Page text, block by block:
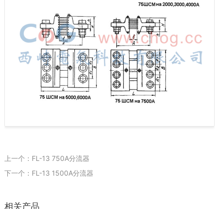
上一个：FL-13 750A分流器
下一个：FL-13 1500A分流器
相关产品